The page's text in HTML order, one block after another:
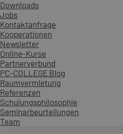
Downloads
Jobs
Kontaktanfrage
Kooperationen
Newsletter
Online-Kurse
Partnerverbund
PC-COLLEGE Blog
Raumvermietung
Referenzen
Schulungsphilosophie
Seminarbeurteilungen
Team